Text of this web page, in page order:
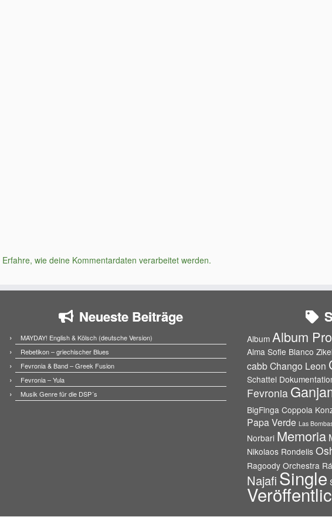
Erfahre, wie deine Kommentardaten verarbeitet werden.
Neueste Beiträge
MAYDAY! English & Kölsch (deutsche Version)
Rebetikon – griechischer Blues
Fevronia & Band – Greek Fusion
Fevronia – Yula
Musik Genre für die DSP´s
Album Album
Alma Sofie Blanco
cabbChango Leon
Schattel
Fevronia
BigFinga Coppola
Papa Verde Las
Norbari Memoria
Nikolaos Rondelis
Ragoody Orchestra
Najafi Single